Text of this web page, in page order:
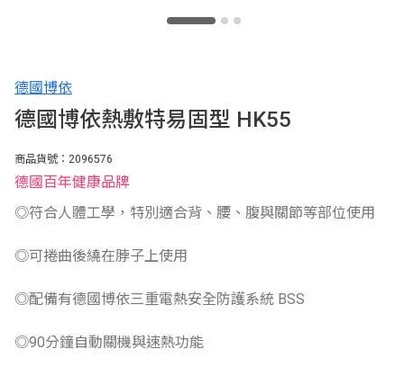
德國博依
德國博依熱敷特易固型 HK55
商品貨號：2096576
德國百年健康品牌
◎符合人體工學，特別適合背、腰、腹與關節等部位使用
◎可捲曲後繞在脖子上使用
◎配備有德國博依三重電熱安全防護系統 BSS
◎90分鐘自動關機與速熱功能